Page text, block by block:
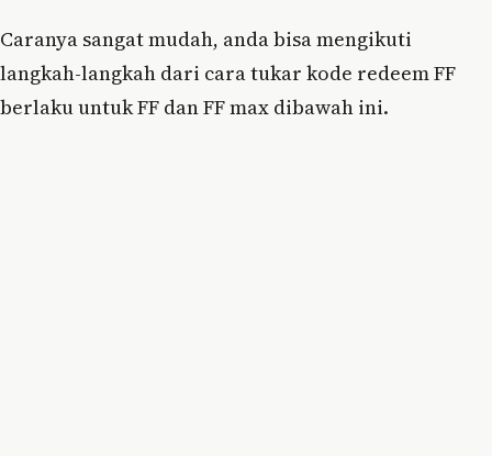
Caranya sangat mudah, anda bisa mengikuti
langkah-langkah dari cara tukar kode redeem FF
berlaku untuk FF dan FF max dibawah ini.